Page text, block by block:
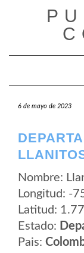
6 de mayo de 2023
Nombre:
Longitud: -
Latitud:
Estado:
Pais: